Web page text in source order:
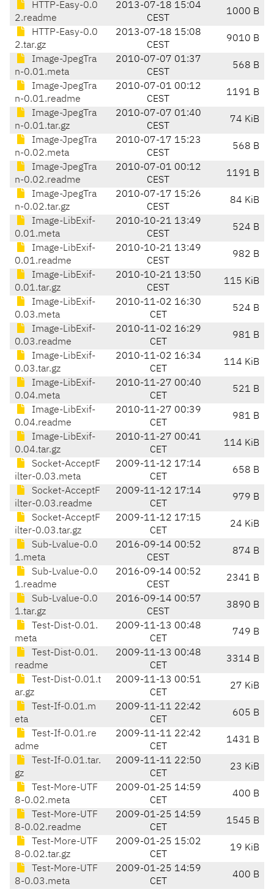
HTTP-Easy-0.0
2.readme
2013-07-18 15:04
CEST
1000 B
HTTP-Easy-0.0
2.tar.gz
2013-07-18 15:08
CEST
9010 B
Image-JpegTra
n-0.01.meta
2010-07-07 01:37
CEST
568 B
Image-JpegTra
n-0.01.readme
2010-07-01 00:12
CEST
1191 B
Image-JpegTra
n-0.01.tar.gz
2010-07-07 01:40
CEST
74 KiB
Image-JpegTra
n-0.02.meta
2010-07-17 15:23
CEST
568 B
Image-JpegTra
n-0.02.readme
2010-07-01 00:12
CEST
1191 B
Image-JpegTra
n-0.02.tar.gz
2010-07-17 15:26
CEST
84 KiB
Image-LibExif-
0.01.meta
2010-10-21 13:49
CEST
524 B
Image-LibExif-
0.01.readme
2010-10-21 13:49
CEST
982 B
Image-LibExif-
0.01.tar.gz
2010-10-21 13:50
CEST
115 KiB
Image-LibExif-
0.03.meta
2010-11-02 16:30
CET
524 B
Image-LibExif-
0.03.readme
2010-11-02 16:29
CET
981 B
Image-LibExif-
0.03.tar.gz
2010-11-02 16:34
CET
114 KiB
Image-LibExif-
0.04.meta
2010-11-27 00:40
CET
521 B
Image-LibExif-
0.04.readme
2010-11-27 00:39
CET
981 B
Image-LibExif-
0.04.tar.gz
2010-11-27 00:41
CET
114 KiB
Socket-AcceptF
ilter-0.03.meta
2009-11-12 17:14
CET
658 B
Socket-AcceptF
ilter-0.03.readme
2009-11-12 17:14
CET
979 B
Socket-AcceptF
ilter-0.03.tar.gz
2009-11-12 17:15
CET
24 KiB
Sub-Lvalue-0.0
1.meta
2016-09-14 00:52
CEST
874 B
Sub-Lvalue-0.0
1.readme
2016-09-14 00:52
CEST
2341 B
Sub-Lvalue-0.0
1.tar.gz
2016-09-14 00:57
CEST
3890 B
Test-Dist-0.01.
meta
2009-11-13 00:48
CET
749 B
Test-Dist-0.01.
readme
2009-11-13 00:48
CET
3314 B
Test-Dist-0.01.t
ar.gz
2009-11-13 00:51
CET
27 KiB
Test-If-0.01.m
eta
2009-11-11 22:42
CET
605 B
Test-If-0.01.re
adme
2009-11-11 22:42
CET
1431 B
Test-If-0.01.tar.
gz
2009-11-11 22:50
CET
23 KiB
Test-More-UTF
8-0.02.meta
2009-01-25 14:59
CET
400 B
Test-More-UTF
8-0.02.readme
2009-01-25 14:59
CET
1545 B
Test-More-UTF
8-0.02.tar.gz
2009-01-25 15:02
CET
19 KiB
Test-More-UTF
8-0.03.meta
2009-01-25 14:59
CET
400 B